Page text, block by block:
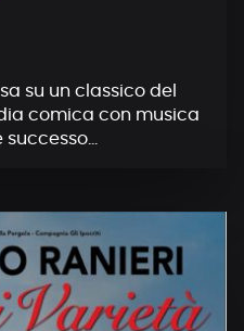
su un classico del
comica con musica